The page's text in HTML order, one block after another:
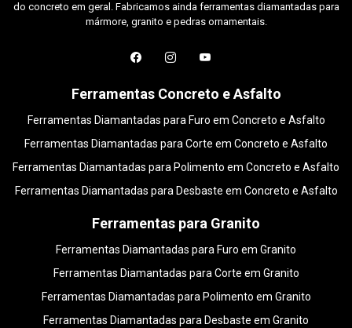
do concreto em geral. Fabricamos ainda ferramentas diamantadas para
mármore, granito e pedras ornamentais.
Ferramentas Concreto e Asfalto
Ferramentas Diamantadas para Furo em Concreto e Asfalto
Ferramentas Diamantadas para Corte em Concreto e Asfalto
Ferramentas Diamantadas para Polimento em Concreto e Asfalto
Ferramentas Diamantadas para Desbaste em Concreto e Asfalto
Ferramentas para Granito
Ferramentas Diamantadas para Furo em Granito
Ferramentas Diamantadas para Corte em Granito
Ferramentas Diamantadas para Polimento em Granito
Ferramentas Diamantadas para Desbaste em Granito